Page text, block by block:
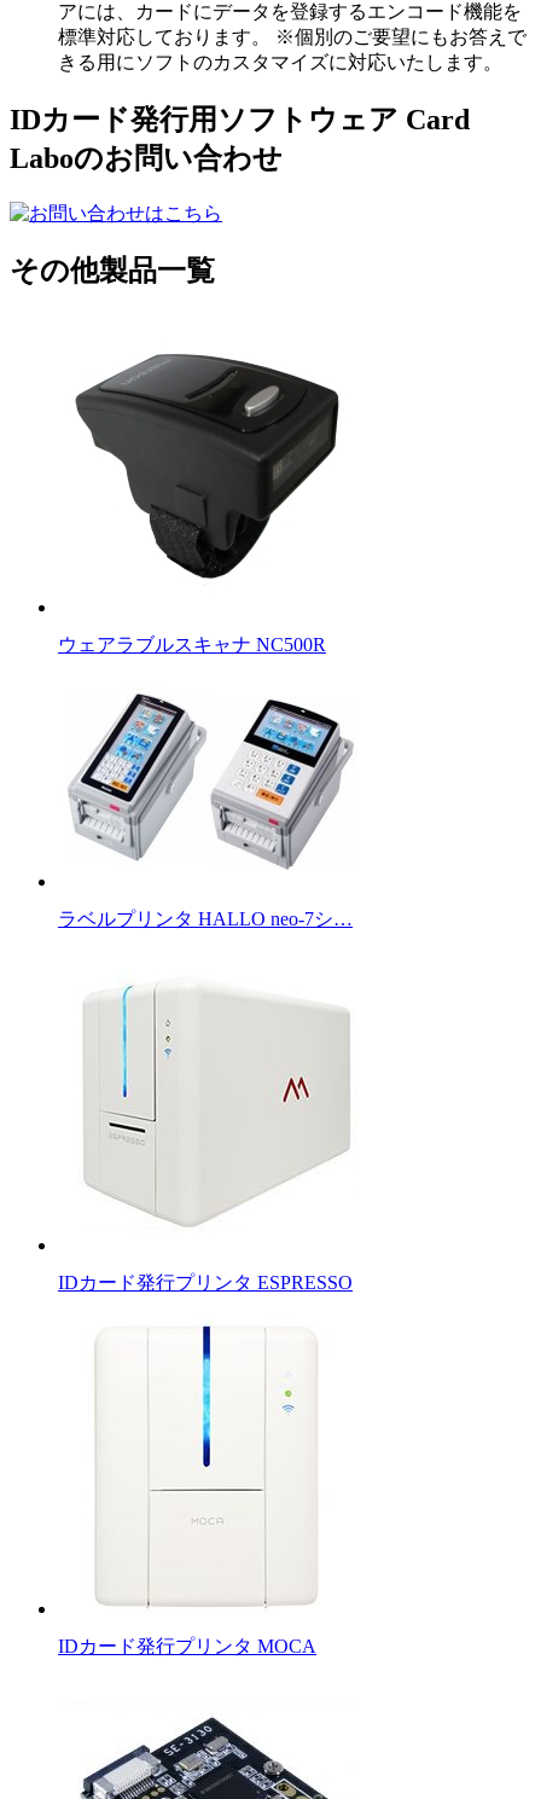
アには、カードにデータを登録するエンコード機能を
標準対応しております。 ※個別のご要望にもお答えで
きる用にソフトのカスタマイズに対応いたします。
IDカード発行用ソフトウェア Card
Laboのお問い合わせ
その他製品一覧
ウェアラブルスキャナ NC500R
ラベルプリンタ HALLO neo-7シ…
IDカード発行プリンタ ESPRESSO
IDカード発行プリンタ MOCA